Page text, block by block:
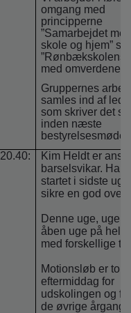
omgang med
principperne
”Samarbejdet
skole og hjem”
”Rønbækskolens
med
Gruppernes
samles ind af
som skriver det
inden næste
bestyrelsesmøde.
20.40:
Kim Heldt er
barselsvikar. Han
startet i sidste
sikre en god
Denne uge, uge
åben uge på hele
med forskellige
Motionsløb er
eftermiddag for
udskolingen og
de øvrige